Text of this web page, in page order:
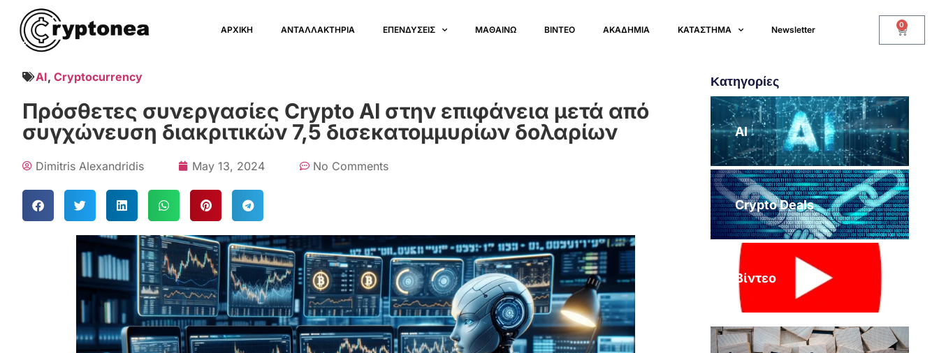
ΑΡΧΙΚΗ ΑΝΤΑΛΛΑΚΤΗΡΙΑ ΕΠΕΝΔΥΣΕΙΣ ΜΑΘΑΙΝΩ ΒΙΝΤΕΟ ΑΚΑΔΗΜΙΑ ΚΑΤΑΣΤΗΜΑ Newsletter 0
AI, Cryptocurrency
Πρόσθετες συνεργασίες Crypto AI στην επιφάνεια μετά από
συγχώνευση διακριτικών 7,5 δισεκατομμυρίων δολαρίων
Dimitris Alexandridis May 13, 2024 No Comments
Κατηγορίες
AI
Crypto Deals
Βίντεο